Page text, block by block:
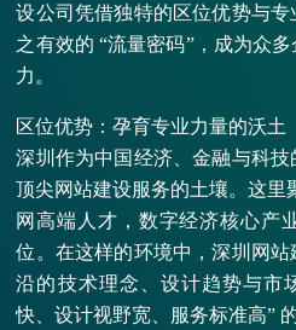
设公司凭借独特的区位优势与
之有效的 “流量密码”，成为众
力。
区位优势：孕育专业力量的沃土
深圳作为中国经济、金融与科
顶尖网站建设服务的土壤。这里
网高端人才，数字经济核心产
位。在这样的环境中，深圳网
沿的技术理念、设计趋势与市
快、设计视野宽、服务标准高”